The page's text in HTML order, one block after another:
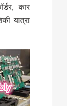
कार
यात्रा